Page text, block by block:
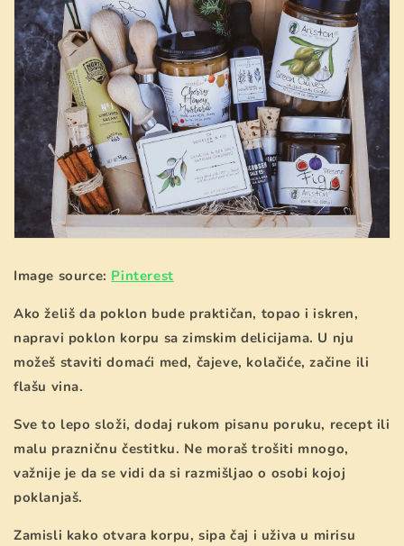
Image source: Pinterest
Ako želiš da poklon bude praktičan, topao i iskren,
napravi poklon korpu sa zimskim delicijama. U nju
možeš staviti domaći med, čajeve, kolačiće, začine ili
flašu vina.
Sve to lepo složi, dodaj rukom pisanu poruku, recept ili
malu prazničnu čestitku. Ne moraš trošiti mnogo,
važnije je da se vidi da si razmišljao o osobi kojoj
poklanjaš.
Zamisli kako otvara korpu, sipa čaj i uživa u mirisu